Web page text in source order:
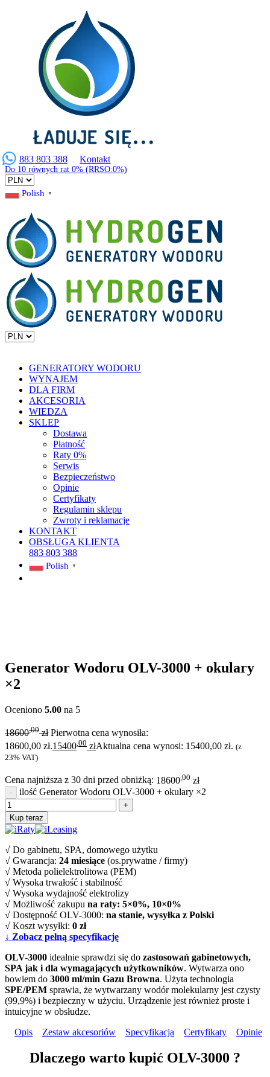
883 803 388 Kontakt
Do 10 równych rat 0% (RRSO:0%)
Polish ▼
GENERATORY WODORU
WYNAJEM
DLA FIRM
AKCESORIA
WIEDZA
SKLEP
Dostawa
Płatność
Raty 0%
Serwis
Bezpieczeństwo
Opinie
Certyfikaty
Regulamin sklepu
Zwroty i reklamacje
KONTAKT
OBSŁUGA KLIENTA
883 803 388
Polish ▼
Generator Wodoru OLV-3000 + okulary
×2
Oceniono 5.00 na 5
18600,00 zł Pierwotna cena wynosiła:
18600,00 zł.15400,00 złAktualna cena wynosi: 15400,00 zł. (z
23% VAT)
Cena najniższa z 30 dni przed obniżką: 18600 ,00 zł
ilość Generator Wodoru OLV-3000 + okulary ×2
Kup teraz
√ Do gabinetu, SPA, domowego użytku
√ Gwarancja: 24 miesiące (os.prywatne / firmy)
√ Metoda polielektrolitowa (PEM)
√ Wysoka trwałość i stabilność
√ Wysoka wydajność elektrolizy
√ Możliwość zakupu na raty: 5×0%, 10×0%
√ Dostępność OLV-3000: na stanie, wysyłka z Polski
√ Koszt wysyłki: 0 zł
↓ Zobacz pełną specyfikację
OLV-3000 idealnie sprawdzi się do zastosowań gabinetowych,
SPA jak i dla wymagających użytkowników. Wytwarza ono
bowiem do 3000 ml/min Gazu Browna. Użyta technologia
SPE/PEM sprawia, że wytwarzany wodór molekularny jest czysty
(99,9%) i bezpieczny w użyciu. Urządzenie jest również proste i
intuicyjne w obsłudze.
Opis
Zestaw akcesoriów Specyfikacja Certyfikaty Opinie
Dlaczego warto kupić OLV-3000 ?